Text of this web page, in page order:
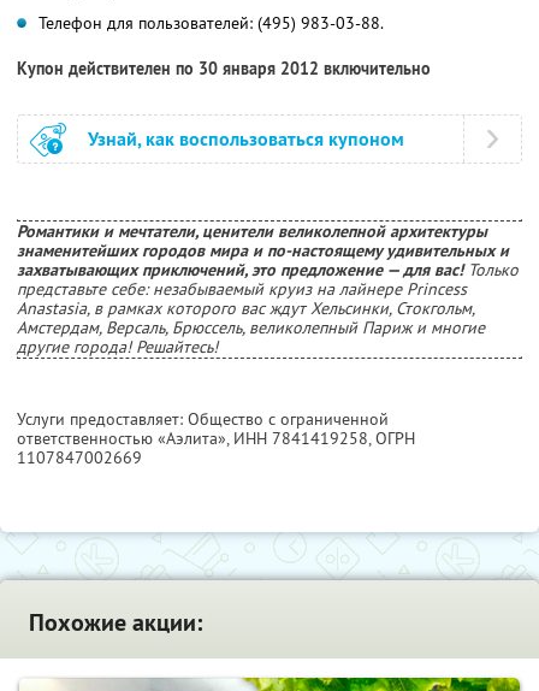
Телефон для пользователей: (495) 983-03-88.
Купон действителен по 30 января 2012 включительно
Узнай, как воспользоваться купоном
Романтики и мечтатели, ценители великолепной архитектуры
знаменитейших городов мира и по-настоящему удивительных и
захватывающих приключений, это предложение — для вас!Только
представьте себе: незабываемый круиз на лайнере Princess
Anastasia, в рамках которого вас ждут Хельсинки, Стокгольм,
Амстердам, Версаль, Брюссель, великолепный Париж и многие
другие города! Решайтесь!
Услуги предоставляет: Общество с ограниченной
ответственностью «Аэлита», ИНН 7841419258, ОГРН
1107847002669
Похожие акции: